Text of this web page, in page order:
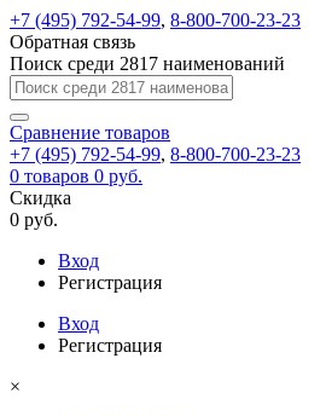
+7 (495) 792-54-99, 8-800-700-23-23
Обратная связь
Поиск среди 2817 наименований
Сравнение товаров
+7 (495) 792-54-99, 8-800-700-23-23
0 товаров 0 руб.
Скидка
0 руб.
Вход
Регистрация
Вход
Регистрация
×